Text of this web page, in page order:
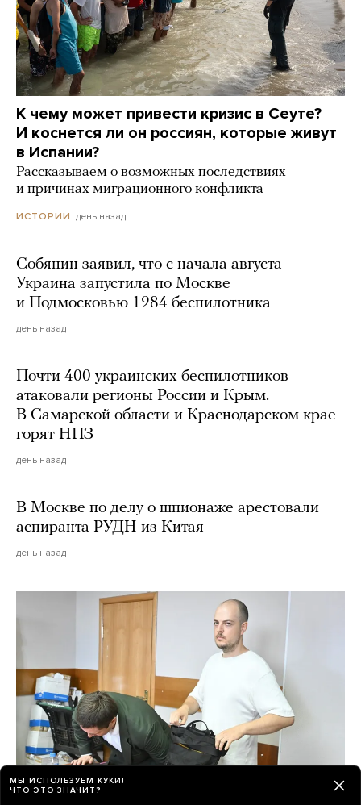
К чему может привести кризис в Сеуте?
И коснется ли он россиян, которые живут
в Испании?
Рассказываем о возможных последствиях
и причинах миграционного конфликта
ИСТОРИИ день назад
Собянин заявил, что с начала августа
Украина запустила по Москве
и Подмосковью 1984 беспилотника
день назад
Почти 400 украинских беспилотников
атаковали регионы России и Крым.
В Самарской области и Краснодарском крае
горят НПЗ
день назад
В Москве по делу о шпионаже арестовали
аспиранта РУДН из Китая
день назад
МЫ ИСПОЛЬЗУЕМ КУКИ!
ЧТО ЭТО ЗНАЧИТ?